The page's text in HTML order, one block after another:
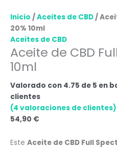
Inicio /Aceites de CBD/
20% 10ml
Aceites de CBD
Aceite de CBD
10ml
Valorado con 4.75 de 5 en
clientes
(4 valoraciones de clientes)
54,90 €
Este Aceite de CBD Full